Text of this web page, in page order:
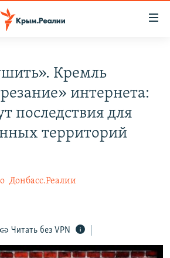
Кремль
интернета:
последствия для
территорий
Донбасс.Реалии
Читать без VPN